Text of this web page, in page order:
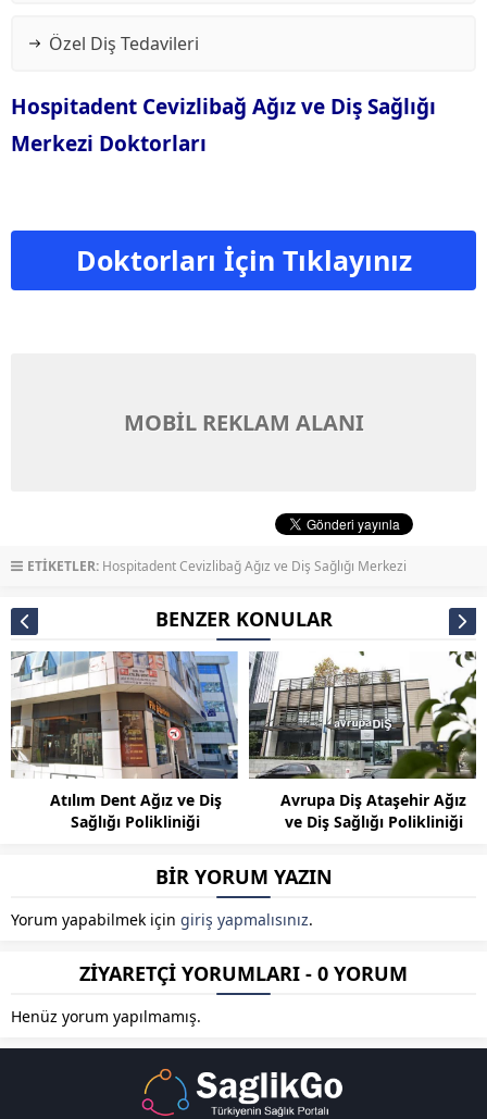
Özel Diş Tedavileri
Hospitadent Cevizlibağ Ağız ve Diş Sağlığı
Merkezi Doktorları
Doktorları İçin Tıklayınız
MOBİL REKLAM ALANI
ETİKETLER: Hospitadent Cevizlibağ Ağız ve Diş Sağlığı Merkezi
BENZER KONULAR
Atılım Dent Ağız ve Diş
Sağlığı Polikliniği
Avrupa Diş Ataşehir Ağız
ve Diş Sağlığı Polikliniği
BİR YORUM YAZIN
Yorum yapabilmek için giriş yapmalısınız.
ZİYARETÇİ YORUMLARI - 0 YORUM
Henüz yorum yapılmamış.